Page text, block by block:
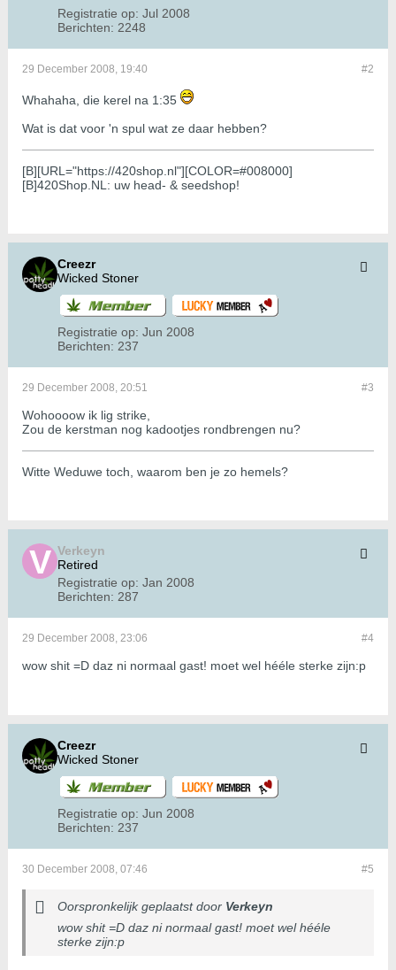
Registratie op: Jul 2008
Berichten: 2248
#2
29 December 2008, 19:40
Whahaha, die kerel na 1:35
Wat is dat voor 'n spul wat ze daar hebben?
[B][URL="https://420shop.nl"][COLOR=#008000]
[B]420Shop.NL: uw head- & seedshop!
Creezr
Wicked Stoner
Registratie op: Jun 2008
Berichten: 237
#3
29 December 2008, 20:51
Wohoooow ik lig strike,
Zou de kerstman nog kadootjes rondbrengen nu?
Witte Weduwe toch, waarom ben je zo hemels?
Verkeyn
Retired
Registratie op: Jan 2008
Berichten: 287
#4
29 December 2008, 23:06
wow shit =D daz ni normaal gast! moet wel hééle sterke zijn:p
Creezr
Wicked Stoner
Registratie op: Jun 2008
Berichten: 237
#5
30 December 2008, 07:46
Oorspronkelijk geplaatst door Verkeyn
wow shit =D daz ni normaal gast! moet wel hééle
sterke zijn:p